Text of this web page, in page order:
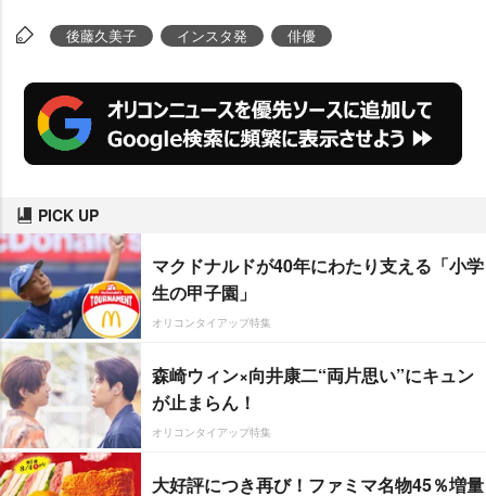
後藤久美子 インスタ発 俳優
PICK UP
マクドナルドが40年にわたり支える「小学
生の甲子園」
オリコンタイアップ特集
森崎ウィン×向井康二“両片思い”にキュン
が止まらん！
オリコンタイアップ特集
大好評につき再び！ファミマ名物45％増量